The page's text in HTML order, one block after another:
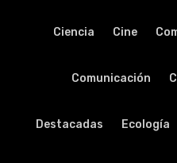
Ciencia Cine
Comunicación
Destacadas Ecología